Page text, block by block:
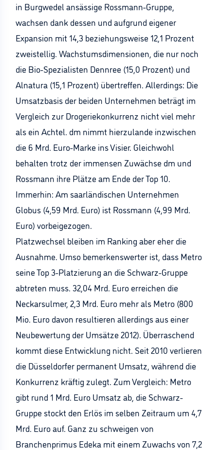
in Burgwedel ansässige Rossmann-Gruppe,
wachsen dank dessen und aufgrund eigener
Expansion mit 14,3 beziehungsweise 12,1 Prozent
zweistellig. Wachstumsdimensionen, die nur noch
die Bio-Spezialisten Dennree (15,0 Prozent) und
Alnatura (15,1 Prozent) übertreffen. Allerdings: Die
Umsatzbasis der beiden Unternehmen beträgt im
Vergleich zur Drogeriekonkurrenz nicht viel mehr
als ein Achtel. dm nimmt hierzulande inzwischen
die 6 Mrd. Euro-Marke ins Visier. Gleichwohl
behalten trotz der immensen Zuwächse dm und
Rossmann ihre Plätze am Ende der Top 10.
Immerhin: Am saarländischen Unternehmen
Globus (4,59 Mrd. Euro) ist Rossmann (4,99 Mrd.
Euro) vorbeigezogen.
Platzwechsel bleiben im Ranking aber eher die
Ausnahme. Umso bemerkenswerter ist, dass Metro
seine Top 3-Platzierung an die Schwarz-Gruppe
abtreten muss. 32,04 Mrd. Euro erreichen die
Neckarsulmer, 2,3 Mrd. Euro mehr als Metro (800
Mio. Euro davon resultieren allerdings aus einer
Neubewertung der Umsätze 2012). Überraschend
kommt diese Entwicklung nicht. Seit 2010 verlieren
die Düsseldorfer permanent Umsatz, während die
Konkurrenz kräftig zulegt. Zum Vergleich: Metro
gibt rund 1 Mrd. Euro Umsatz ab, die Schwarz-
Gruppe stockt den Erlös im selben Zeitraum um 4,7
Mrd. Euro auf. Ganz zu schweigen von
Branchenprimus Edeka mit einem Zuwachs von 7,2